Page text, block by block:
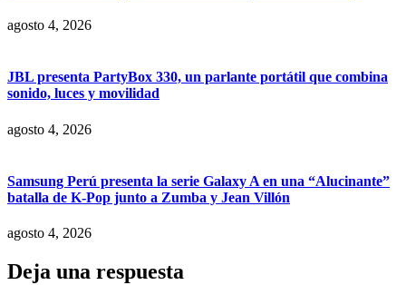
agosto 4, 2026
JBL presenta PartyBox 330, un parlante portátil que combina
sonido, luces y movilidad
agosto 4, 2026
Samsung Perú presenta la serie Galaxy A en una “Alucinante”
batalla de K-Pop junto a Zumba y Jean Villón
agosto 4, 2026
Deja una respuesta